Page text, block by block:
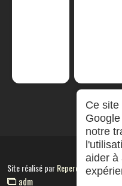
Site réalisé parRepereCom
adm
Ce
notre
aider à